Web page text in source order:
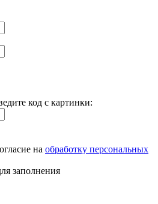
код с картинки:
на обработку персональных
заполнения